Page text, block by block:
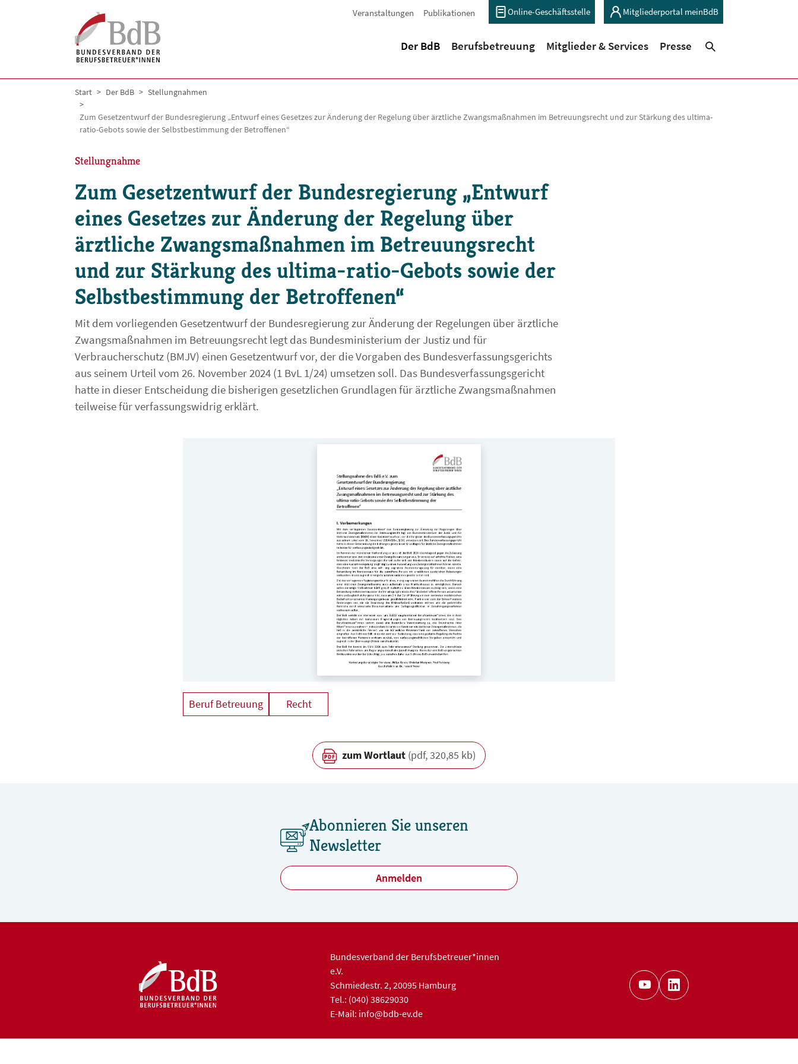
Veranstaltungen Publikationen Online-Geschäftsstelle Mitgliederportal meinBdB
Der BdB(current)
Berufsbetreuung(current)
Mitglieder & Services(current)
Presse
You are here:
Start Der BdB Stellungnahmen
Zum Gesetzentwurf der Bundesregierung „Entwurf eines Gesetzes zur Änderung der Regelung über ärztliche Zwangsmaßnahmen im Betreuungsrecht und zur Stärkung des ultima-
ratio-Gebots sowie der Selbstbestimmung der Betroffenen“
Stellungnahme
Zum Gesetzentwurf der Bundesregierung „Entwurf
eines Gesetzes zur Änderung der Regelung über
ärztliche Zwangsmaßnahmen im Betreuungsrecht
und zur Stärkung des ultima-ratio-Gebots sowie der
Selbstbestimmung der Betroffenen“
Mit dem vorliegenden Gesetzentwurf der Bundesregierung zur Änderung der Regelungen über ärztliche
Zwangsmaßnahmen im Betreuungsrecht legt das Bundesministerium der Justiz und für
Verbraucherschutz (BMJV) einen Gesetzentwurf vor, der die Vorgaben des Bundesverfassungsgerichts
aus seinem Urteil vom 26. November 2024 (1 BvL 1/24) umsetzen soll. Das Bundesverfassungsgericht
hatte in dieser Entscheidung die bisherigen gesetzlichen Grundlagen für ärztliche Zwangsmaßnahmen
teilweise für verfassungswidrig erklärt.
Beruf Betreuung Recht
zum Wortlaut (pdf, 320,85 kb)
Abonnieren Sie unseren
Newsletter
Anmelden
Bundesverband der Berufsbetreuer*innen
e.V.
Schmiedestr. 2, 20095 Hamburg
Tel.: (040) 38629030
E-Mail: info@bdb-ev.de